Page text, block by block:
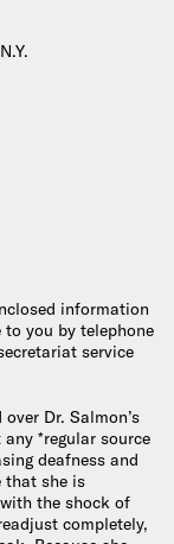
information
you by telephone
service
Dr. Salmon’s
*regular source
deafness and
that she is
the shock of
completely,